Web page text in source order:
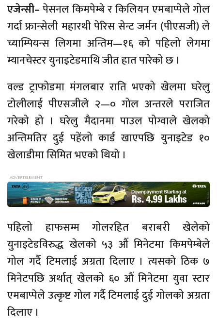
एजेन्सी–पेसनल किमपेम्बे र किलियन एमबाप्पेले गोल
गर्दा फ्रान्सेली महारथी पेरिस सेन्ट जर्मन (पीएसजी) ले
च्याम्पियन्स लिगमा अन्तिम—१६ को पहिलो लेगमा
म्यानचेस्टर युनाइटेडमाथि जीत हात पारेको छ ।
वल्ड ट्राफोडमा मंगलबार राति भएको खेलमा घरेलु
टोलीलाई पीएसजीले २—० गोल अन्तरले पराजित
गरेको हो । घरेलु मैदानमा पाउल पोग्वाले खेलको
अन्तिमतिर दुई पहेंलो कार्ड खाएपछि युनाइटेड १०
खेलाडीमा सिमित भएको थियो ।
पहिलो हाफसम्म गोलरहित बराबरी खेलेको
युनाइटेडविरुद्ध खेलको ५३ औं मिनेटमा किमपेम्बेले
गोल गर्दै टिमलाई अग्रता दिलाए । त्यसको ठिक ७
मिनेटपछि अर्थात् खेलको ६० औं मिनेटमा युवा स्टार
एमबाप्पेले उत्कृष्ट गोल गर्दै टिमलाई दुई गोलको अग्रता
दिलाए ।